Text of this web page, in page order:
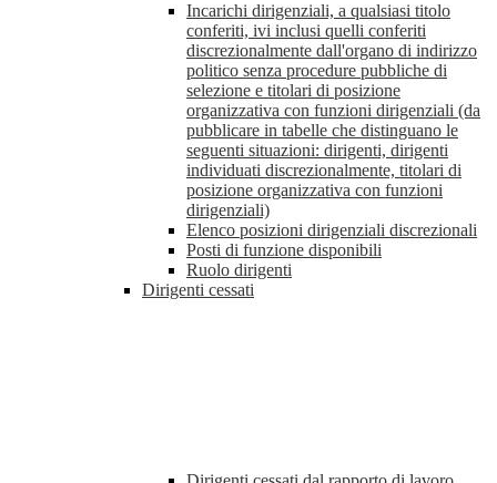
Incarichi dirigenziali, a qualsiasi titolo
conferiti, ivi inclusi quelli conferiti
discrezionalmente dall'organo di indirizzo
politico senza procedure pubbliche di
selezione e titolari di posizione
organizzativa con funzioni dirigenziali (da
pubblicare in tabelle che distinguano le
seguenti situazioni: dirigenti, dirigenti
individuati discrezionalmente, titolari di
posizione organizzativa con funzioni
dirigenziali)
Elenco posizioni dirigenziali discrezionali
Posti di funzione disponibili
Ruolo dirigenti
Dirigenti cessati